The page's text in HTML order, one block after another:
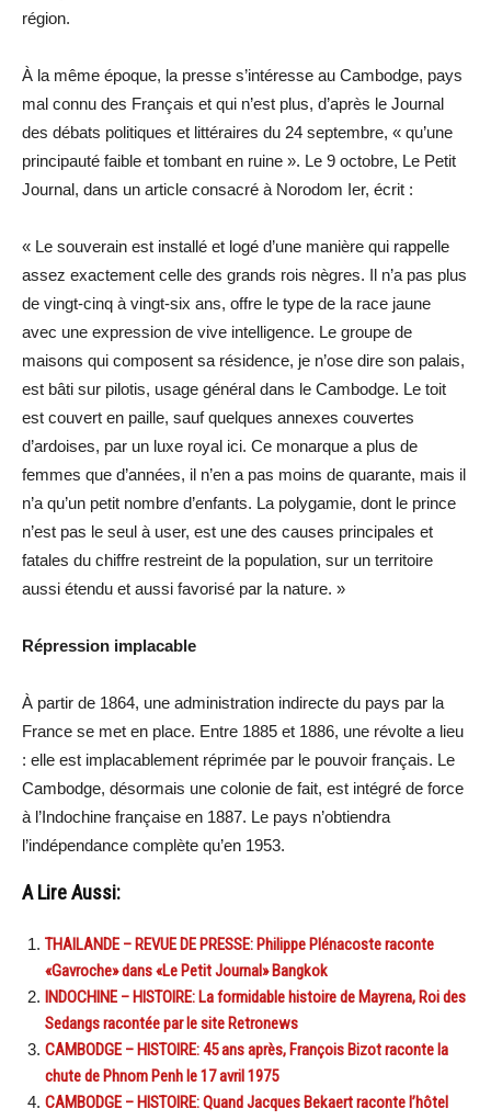
région.
À la même époque, la presse s’intéresse au Cambodge, pays
mal connu des Français et qui n’est plus, d’après le Journal
des débats politiques et littéraires du 24 septembre, « qu’une
principauté faible et tombant en ruine ». Le 9 octobre, Le Petit
Journal, dans un article consacré à Norodom Ier, écrit :
« Le souverain est installé et logé d’une manière qui rappelle
assez exactement celle des grands rois nègres. Il n’a pas plus
de vingt-cinq à vingt-six ans, offre le type de la race jaune
avec une expression de vive intelligence. Le groupe de
maisons qui composent sa résidence, je n’ose dire son palais,
est bâti sur pilotis, usage général dans le Cambodge. Le toit
est couvert en paille, sauf quelques annexes couvertes
d’ardoises, par un luxe royal ici. Ce monarque a plus de
femmes que d’années, il n’en a pas moins de quarante, mais il
n’a qu’un petit nombre d’enfants. La polygamie, dont le prince
n’est pas le seul à user, est une des causes principales et
fatales du chiffre restreint de la population, sur un territoire
aussi étendu et aussi favorisé par la nature. »
Répression implacable
À partir de 1864, une administration indirecte du pays par la
France se met en place. Entre 1885 et 1886, une révolte a lieu
: elle est implacablement réprimée par le pouvoir français. Le
Cambodge, désormais une colonie de fait, est intégré de force
à l’Indochine française en 1887. Le pays n’obtiendra
l’indépendance complète qu’en 1953.
A Lire Aussi:
THAILANDE – REVUE DE PRESSE: Philippe Plénacoste raconte
«Gavroche» dans «Le Petit Journal» Bangkok
INDOCHINE – HISTOIRE: La formidable histoire de Mayrena, Roi des
Sedangs racontée par le site Retronews
CAMBODGE – HISTOIRE: 45 ans après, François Bizot raconte la
chute de Phnom Penh le 17 avril 1975
CAMBODGE – HISTOIRE: Quand Jacques Bekaert raconte l’hôtel